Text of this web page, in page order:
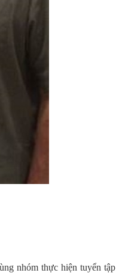
nhóm thực hiện tuyển tập